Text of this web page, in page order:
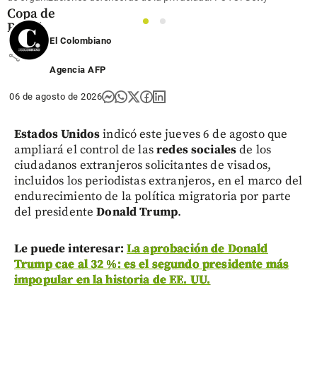
Copa de
Brasil
share
1
2
El Colombiano
Agencia AFP
06 de agosto de 2026
Estados Unidosindicó este jueves 6 de agosto que
ampliará el control de lasredes socialesde los
ciudadanos extranjeros solicitantes de visados,
incluidos los periodistas extranjeros, en el marco del
endurecimiento de la política migratoria por parte
del presidenteDonald Trump.
Le puede interesar: La aprobación de Donald
Trump cae al 32 %: es el segundo presidente más
impopular en la historia de EE. UU.